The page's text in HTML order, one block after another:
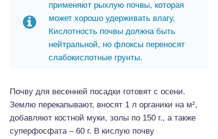
применяют рыхлую почвы, которая
может хорошо удерживать влагу,
Кислотность почвы должна быть
нейтральной, но флоксы переносят
слабокислотные грунты.
Почву для весенней посадки готовят с осени.
Землю перекапывают, вносят 1 л органики на м²,
добавляют костной муки, золы по 150 г., а также
суперфосфата – 60 г. В кислую почву